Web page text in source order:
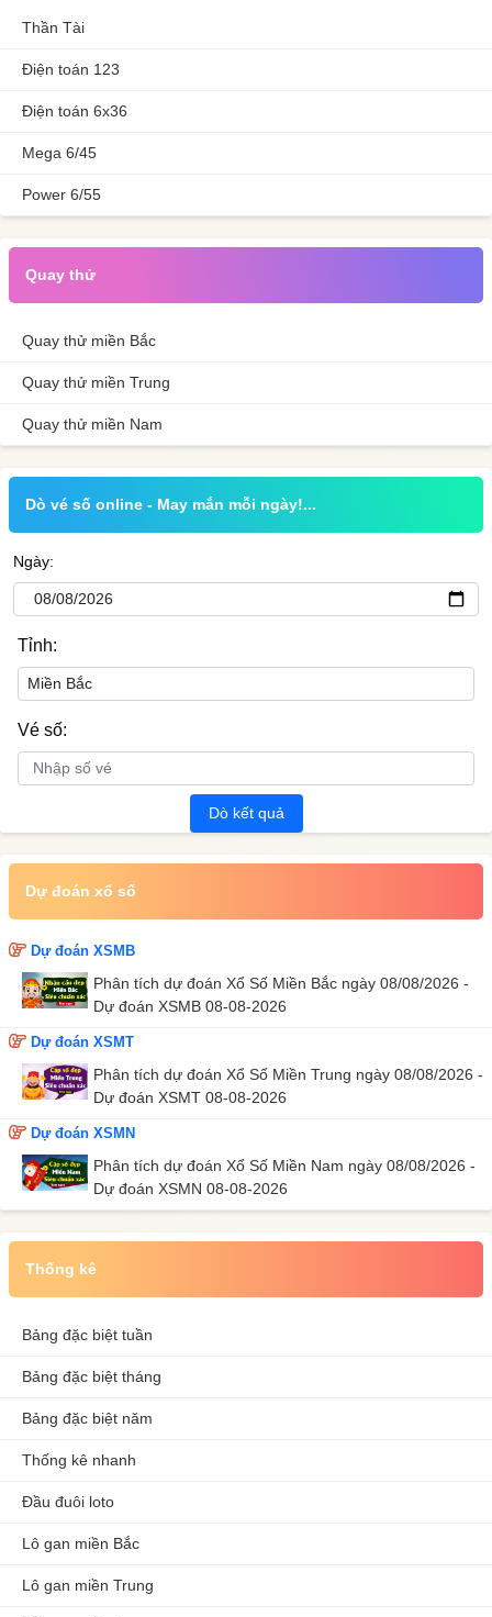
Thần Tài
Điện toán 123
Điện toán 6x36
Mega 6/45
Power 6/55
Quay thử
Quay thử miền Bắc
Quay thử miền Trung
Quay thử miền Nam
Dò vé số online - May mắn mỗi ngày!...
Ngày:
Tỉnh:
Vé số:
Dò kết quả
Dự đoán xổ số
Dự đoán XSMB
Phân tích dự đoán Xổ Số Miền Bắc ngày 08/08/2026 -
Dự đoán XSMB 08-08-2026
Dự đoán XSMT
Phân tích dự đoán Xổ Số Miền Trung ngày 08/08/2026 -
Dự đoán XSMT 08-08-2026
Dự đoán XSMN
Phân tích dự đoán Xổ Số Miền Nam ngày 08/08/2026 -
Dự đoán XSMN 08-08-2026
Thống kê
Bảng đặc biệt tuần
Bảng đặc biệt tháng
Bảng đặc biệt năm
Thống kê nhanh
Đầu đuôi loto
Lô gan miền Bắc
Lô gan miền Trung